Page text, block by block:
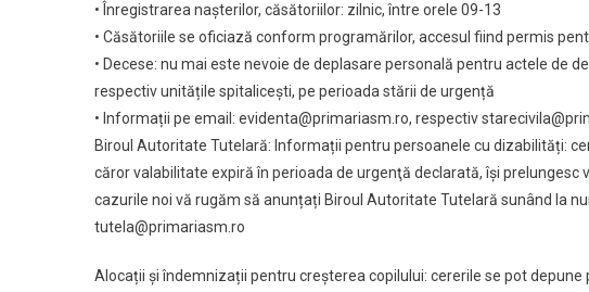
• Înregistrarea nașterilor, căsătoriilor: zilnic, între orele 09-13
• Căsătoriile se oficiază conform programărilor, accesul fiind permis
• Decese: nu mai este nevoie de deplasare personală pentru actele de
respectiv unitățile spitalicești, pe perioada stării de urgență
• Informații pe email: evidenta@primariasm.ro, respectiv
Biroul Autoritate Tutelară: Informații pentru persoanele cu dizabilități:
căror valabilitate expiră în perioada de urgenţă declarată, îşi
cazurile noi vă rugăm să anunțați Biroul Autoritate Tutelară sunând la
tutela@primariasm.ro
Alocații și îndemnizații pentru creșterea copilului: cererile se pot